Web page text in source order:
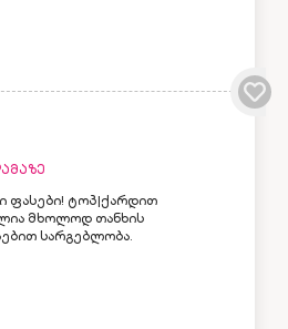
ფასები! ტოპ|ქარდით
მხოლოდ თანხის
სარგებლობა.